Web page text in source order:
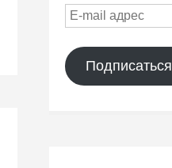
Подписаться